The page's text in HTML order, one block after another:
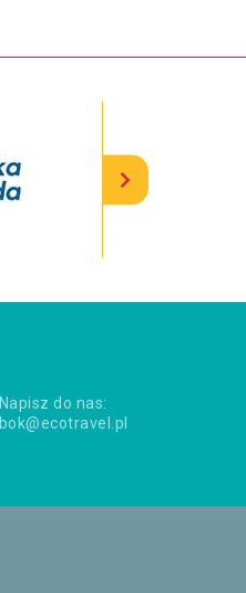
Napisz do nas:
bok@ecotravel.pl